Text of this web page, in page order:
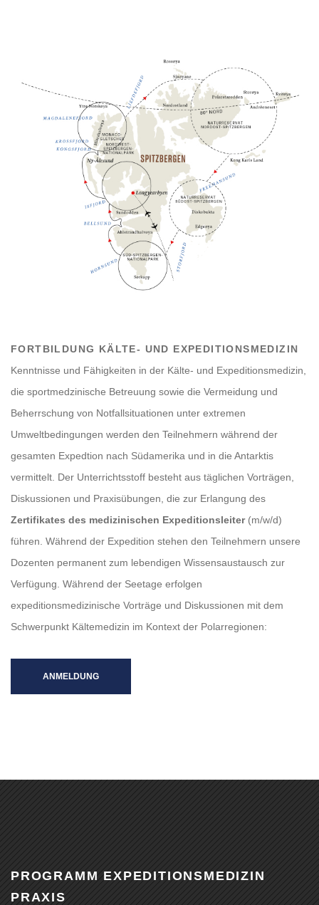
FORTBILDUNG KÄLTE- UND EXPEDITIONSMEDIZIN
Kenntnisse und Fähigkeiten in der Kälte- und Expeditionsmedizin,
die sportmedzinische Betreuung sowie die Vermeidung und
Beherrschung von Notfallsituationen unter extremen
Umweltbedingungen werden den Teilnehmern während der
gesamten Expedtion nach Südamerika und in die Antarktis
vermittelt. Der Unterrichtsstoff besteht aus täglichen Vorträgen,
Diskussionen und Praxisübungen, die zur Erlangung des
Zertifikates des medizinischen Expeditionsleiter(m/w/d)
führen. Während der Expedition stehen den Teilnehmern unsere
Dozenten permanent zum lebendigen Wissensaustausch zur
Verfügung. Während der Seetage erfolgen
expeditionsmedizinische Vorträge und Diskussionen mit dem
Schwerpunkt Kältemedizin im Kontext der Polarregionen:
ANMELDUNG
PROGRAMM EXPEDITIONSMEDIZIN
PRAXIS